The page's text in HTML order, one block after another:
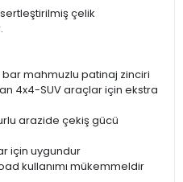
çelik
bar mahmuzlu patinaj zinciri
4x4-SUV araçlar için ekstra
arazide çekiş gücü
için uygundur
kullanımı mükemmeldir